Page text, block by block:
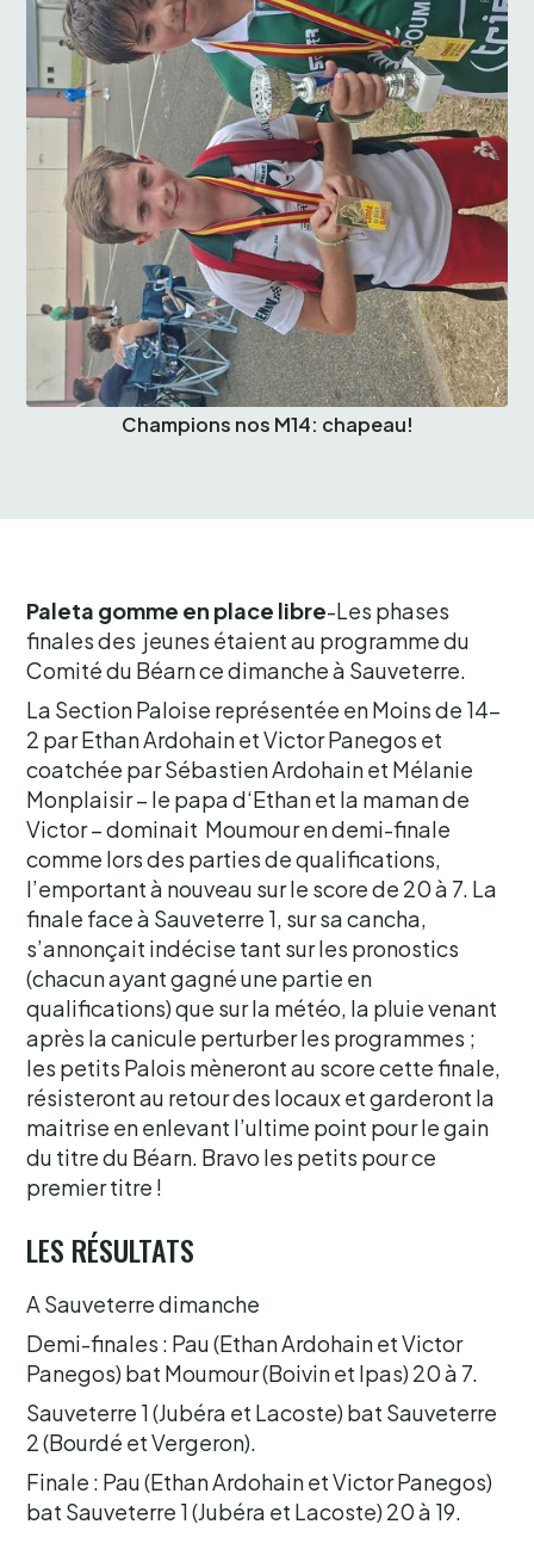
Champions nos M14: chapeau!
Paleta gomme en place libre-Les phases
finales des jeunes étaient au programme du
Comité du Béarn ce dimanche à Sauveterre.
La Section Paloise représentée en Moins de 14-
2 par Ethan Ardohain et Victor Panegos et
coatchée par Sébastien Ardohain et Mélanie
Monplaisir – le papa d‘Ethan et la maman de
Victor – dominait Moumour en demi-finale
comme lors des parties de qualifications,
l’emportant à nouveau sur le score de 20 à 7. La
finale face à Sauveterre 1, sur sa cancha,
s’annonçait indécise tant sur les pronostics
(chacun ayant gagné une partie en
qualifications) que sur la météo, la pluie venant
après la canicule perturber les programmes ;
les petits Palois mèneront au score cette finale,
résisteront au retour des locaux et garderont la
maitrise en enlevant l’ultime point pour le gain
du titre du Béarn. Bravo les petits pour ce
premier titre !
LES RÉSULTATS
A Sauveterre dimanche
Demi-finales : Pau (Ethan Ardohain et Victor
Panegos) bat Moumour (Boivin et Ipas) 20 à 7.
Sauveterre 1 (Jubéra et Lacoste) bat Sauveterre
2 (Bourdé et Vergeron).
Finale : Pau (Ethan Ardohain et Victor Panegos)
bat Sauveterre 1 (Jubéra et Lacoste) 20 à 19.